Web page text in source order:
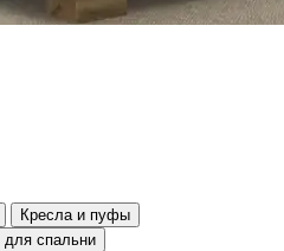
Кресла и пуфы
спальни